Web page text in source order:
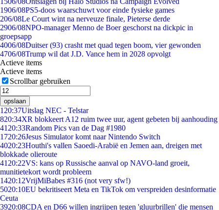
1906/08PS5-doos waarschuwt voor einde fysieke games
206/08Le Court wint na nerveuze finale, Pieterse derde
2906/08NPO-manager Menno de Boer geschorst na dickpic in
groepsapp
4006/08Duitser (93) crasht met quad tegen boom, vier gewonden
4706/08Trump wil dat J.D. Vance hem in 2028 opvolgt
Actieve items
Actieve items
Scrollbar gebruiken
opslaan
1 20:37Uitslag NEC - Telstar
820:34XR blokkeert A12 ruim twee uur, agent gebeten bij aanhouding
41 20:33Random Pics van de Dag #1980
1720:26Jesus Simulator komt naar Nintendo Switch
4020:23Houthi's vallen Saoedi-Arabië en Jemen aan, dreigen met
blokkade olieroute
41 20:22VS: kans op Russische aanval op NAVO-land groeit,
munitietekort wordt probleem
1420:12VrijMiBabes #316 (not very sfw!)
5020:10EU bekritiseert Meta en TikTok om verspreiden desinformatie
Ceuta
3920:08CDA en D66 willen ingrijpen tegen 'gluurbrillen' die mensen